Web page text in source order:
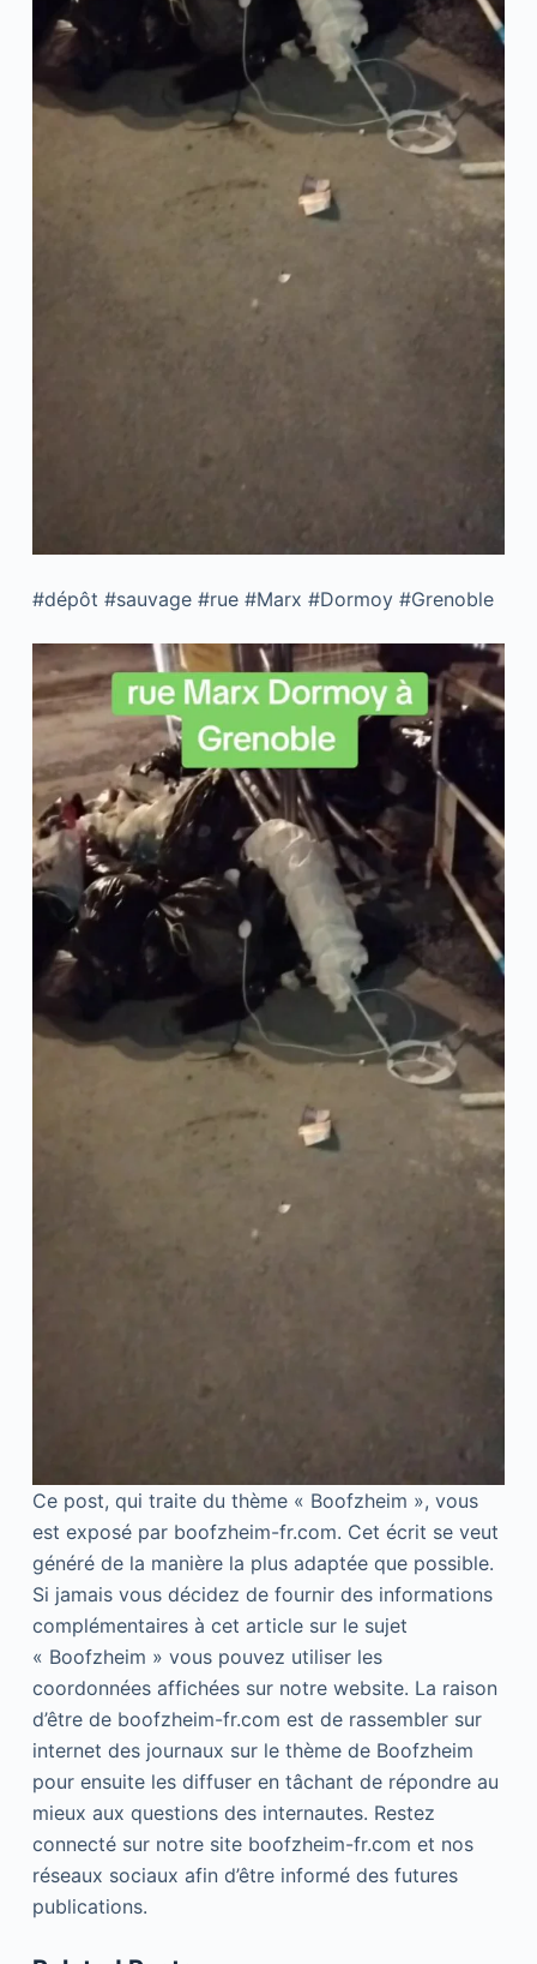
#dépôt #sauvage #rue #Marx #Dormoy #Grenoble
Ce post, qui traite du thème « Boofzheim », vous
est exposé par boofzheim-fr.com. Cet écrit se veut
généré de la manière la plus adaptée que possible.
Si jamais vous décidez de fournir des informations
complémentaires à cet article sur le sujet
« Boofzheim » vous pouvez utiliser les
coordonnées affichées sur notre website. La raison
d’être de boofzheim-fr.com est de rassembler sur
internet des journaux sur le thème de Boofzheim
pour ensuite les diffuser en tâchant de répondre au
mieux aux questions des internautes. Restez
connecté sur notre site boofzheim-fr.com et nos
réseaux sociaux afin d’être informé des futures
publications.